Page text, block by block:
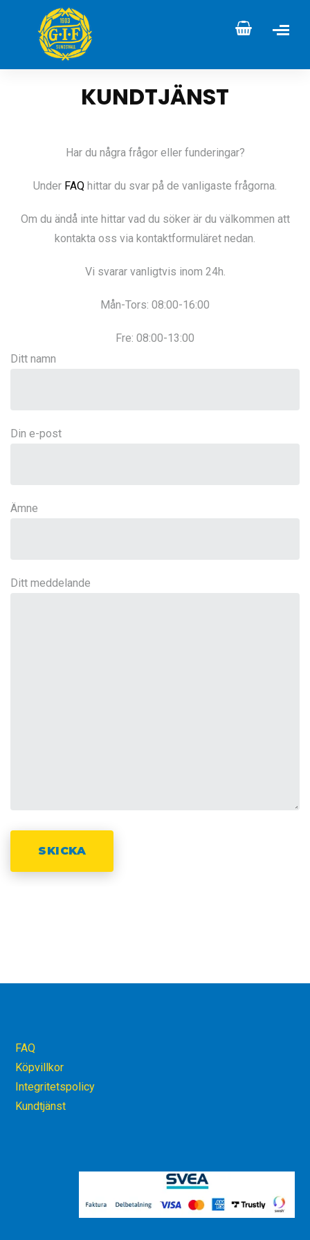
KUNDTJÄNST
Har du några frågor eller funderingar?
Under FAQ hittar du svar på de vanligaste frågorna.
Om du ändå inte hittar vad du söker är du välkommen att
kontakta oss via kontaktformuläret nedan.
Vi svarar vanligtvis inom 24h.
Mån-Tors: 08:00-16:00
Fre: 08:00-13:00
Ditt namn
Din e-post
Ämne
Ditt meddelande
FAQ
Köpvillkor
Integritetspolicy
Kundtjänst